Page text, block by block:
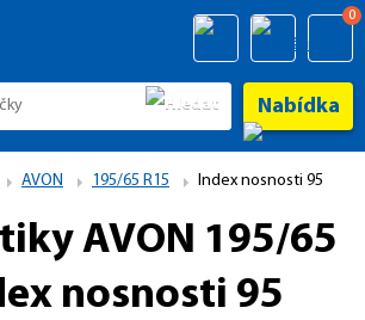
0
Nabídka
AVON 195/65 R15 Index nosnosti 95
AVON 195/65
nosnosti 95